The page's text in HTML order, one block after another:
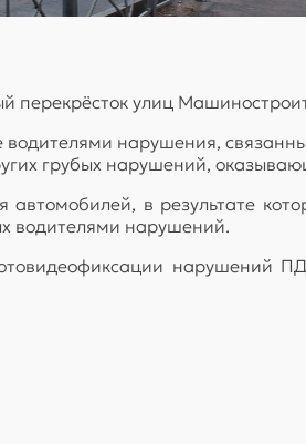
перекрёсток улиц
водителями нарушения,
грубых нарушений,
в результате
водителями нарушений.
нарушений